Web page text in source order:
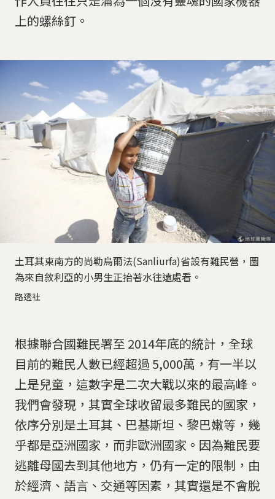
上的螺絲釘。
土耳其東南方的尚勒烏爾法(Sanliurfa)省設有難民營，圖
為來自敘利亞的小男生正抬著水往遠處看。
路透社
根據聯合國難民署至 2014年底的統計，全球
目前的難民人數已經超過 5,000萬，有一半以
上是兒童，這數字是二次大戰以來的最高峰。
我們會發現，其實全球收留最多難民的國家，
依序分別是土耳其、巴基斯坦、黎巴嫩等，幾
乎都是亞洲國家，而非歐洲國家。因為難民要
逃離母國去到其他地方，仍有一定的限制，由
於經濟、語言、交通等因素，其實還是不會脫